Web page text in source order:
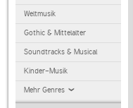
Weltmusik
Gothic & Mittelalter
Soundtracks & Musical
Kinder-Musik
Mehr Genres